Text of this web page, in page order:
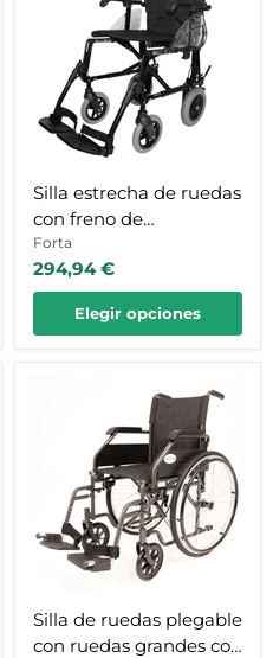
acompañante
ligera
Silla estrecha de ruedas
con freno de
acompañante y ligera
Forta
294,94 €
Elegir opciones
grandes
extracción
rápida
Silla de ruedas plegable
con ruedas grandes con